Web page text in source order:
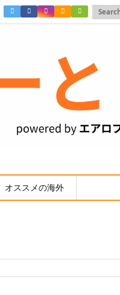
オススメの海外
